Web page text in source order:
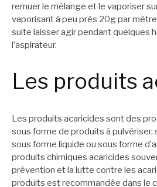
remuer le mélange et le vaporiser
vaporisant à peu près 20g par mètre
suite laisser agir pendant quelques
l’aspirateur.
Les produits
Les produits acaricides sont des
sous forme de produits à pulvériser,
sous forme liquide ou sous forme
produits chimiques acaricides
prévention et la lutte contre les
produits est recommandée dans le